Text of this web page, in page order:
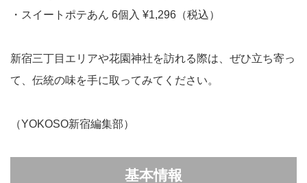
・スイートポテあん 6個入 ¥1,296（税込）
新宿三丁目エリアや花園神社を訪れる際は、ぜひ立ち寄っ
て、伝統の味を手に取ってみてください。
（YOKOSO新宿編集部）
基本情報